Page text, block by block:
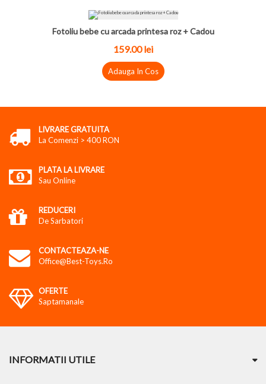
Fotoliu bebe cu arcada printesa roz + Cadou
159.00 lei
Adauga In Cos
LIVRARE GRATUITA
La Comenzi > 400 RON
PLATA LA LIVRARE
Sau Online
REDUCERI
De Sarbatori
CONTACTEAZA-NE
Office@best-Toys.ro
OFERTE
Saptamanale
INFORMATII UTILE